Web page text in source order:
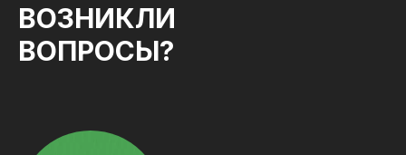
ВОЗНИКЛИ
ВОПРОСЫ?